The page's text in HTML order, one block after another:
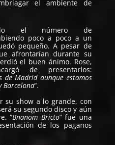
el ambiente de
el número de
poco a poco a un
pequeño. A pesar de
afrontarían durante su
el buen ánimo. Rose,
de presentarlos:
de Madrid aunque estamos
Barcelona”.
su show a lo grande, con
su segundo disco y aún
“Bnanom Bricto” fue una
de los paganos